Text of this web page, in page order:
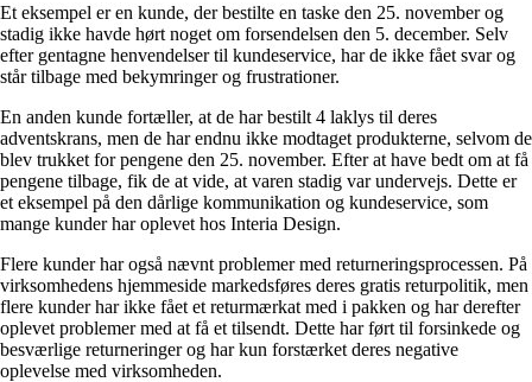
Et eksempel er en kunde, der bestilte en taske den 25. november og
stadig ikke havde hørt noget om forsendelsen den 5. december. Selv
efter gentagne henvendelser til kundeservice, har de ikke fået svar og
står tilbage med bekymringer og frustrationer.
En anden kunde fortæller, at de har bestilt 4 laklys til deres
adventskrans, men de har endnu ikke modtaget produkterne, selvom de
blev trukket for pengene den 25. november. Efter at have bedt om at få
pengene tilbage, fik de at vide, at varen stadig var undervejs. Dette er
et eksempel på den dårlige kommunikation og kundeservice, som
mange kunder har oplevet hos Interia Design.
Flere kunder har også nævnt problemer med returneringsprocessen. På
virksomhedens hjemmeside markedsføres deres gratis returpolitik, men
flere kunder har ikke fået et returmærkat med i pakken og har derefter
oplevet problemer med at få et tilsendt. Dette har ført til forsinkede og
besværlige returneringer og har kun forstærket deres negative
oplevelse med virksomheden.